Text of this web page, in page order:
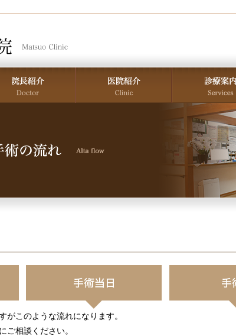
がこのような流れになります。
ご相談ください。